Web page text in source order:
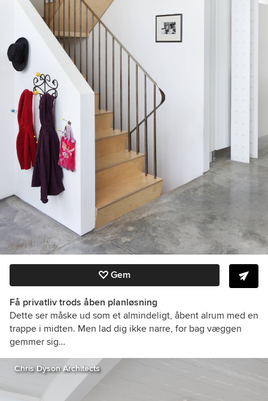
Gem
Få privatliv trods åben planløsning
Dette ser måske ud som et almindeligt, åbent alrum med en
trappe i midten. Men lad dig ikke narre, for bag væggen
gemmer sig…
Chris Dyson Architects